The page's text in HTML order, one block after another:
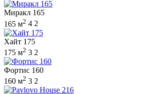
Миракл 165
165 м2 4 2
Хайт 175
175 м2 3 2
Фортис 160
160 м2 3 2